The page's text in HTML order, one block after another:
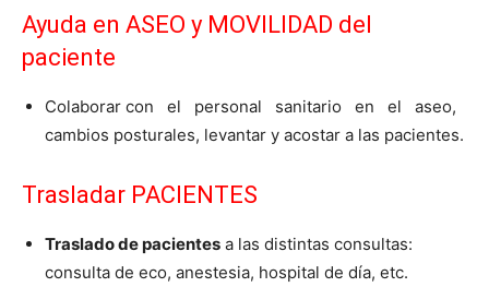
Ayuda en ASEO y MOVILIDAD del
paciente
Colaborar con el personal sanitario en el aseo,
cambios posturales, levantar y acostar a las pacientes.
Trasladar PACIENTES
Traslado de pacientes a las distintas consultas:
consulta de eco, anestesia, hospital de día, etc.